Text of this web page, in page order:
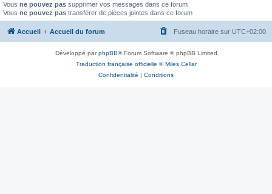
Vous ne pouvez pas supprimer vos messages dans ce forum
Vous ne pouvez pas transférer de pièces jointes dans ce forum
Accueil Accueil du forum Fuseau horaire sur UTC+02:00
Développé parphpBB® Forum Software © phpBB Limited
Traduction française officielle ©Miles Cellar
Confidentialité | Conditions